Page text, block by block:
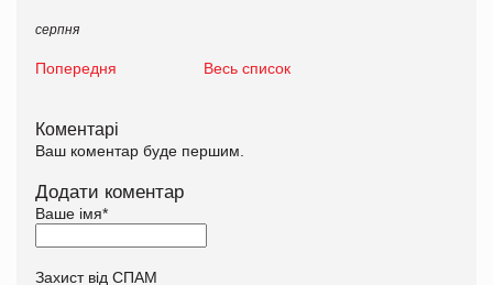
серпня
Попередня Весь список
Коментарі
Ваш коментар буде першим.
Додати коментар
Ваше імя*
Захист від СПАМ